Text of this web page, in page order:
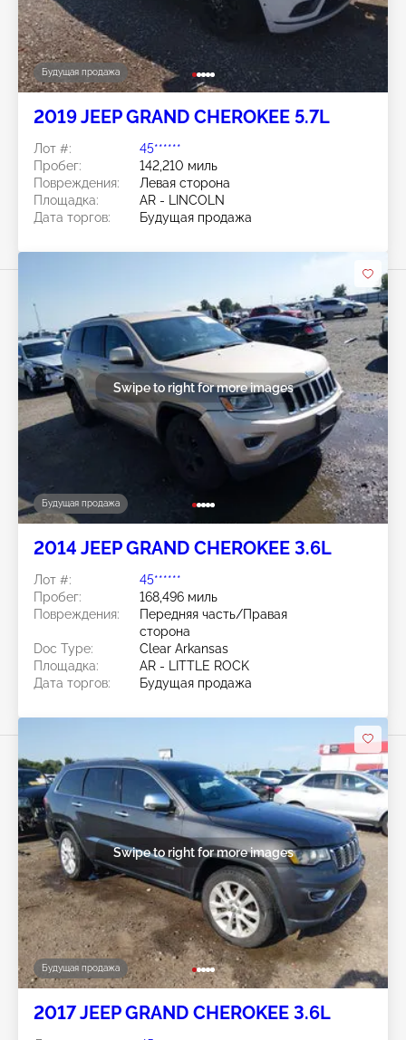
Будущая продажа
2019 JEEP GRAND CHEROKEE 5.7L
Лот #:
45******
Пробег:
142,210 миль
Повреждения:
Левая сторона
Площадка:
AR - LINCOLN
Дата торгов:
Будущая продажа
Будущая продажа
Swipe to right for more images
2014 JEEP GRAND CHEROKEE 3.6L
Лот #:
45******
Пробег:
168,496 миль
Повреждения:
Передняя часть/Правая
сторона
Doc Type:
Clear Arkansas
Площадка:
AR - LITTLE ROCK
Дата торгов:
Будущая продажа
Будущая продажа
Swipe to right for more images
2017 JEEP GRAND CHEROKEE 3.6L